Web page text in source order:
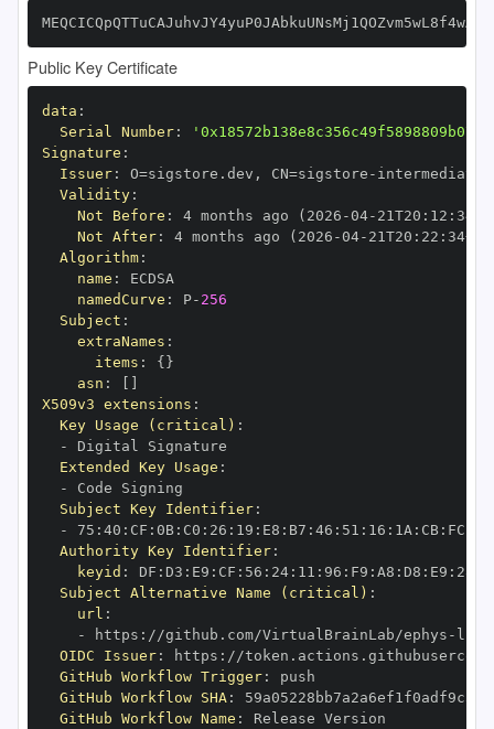
Public Key Certificate
data :
Serial Number:
Signature :
Issuer: O=sigstore.dev , CN=sigstore -
Validity:
Not Before : 4 months ago (2026 -04- 21T20 : 12 :
Not After: 4 months ago (2026 -04- 21T20 : 22 : 34+00
Algorithm:
name :
namedCurve : P- 256
Subject :
extraNames :
items : { }
asn :
X509v3 extensions :
Key Usage (critical) :
-
Extended Key Usage :
-
Subject Key Identifier:
-
75 : 40 : CF : 0B: C0 : 26 : 19 : E8 : B7 : 46 : 51 : 16 : 1A : CB: FC
Authority Key Identifier:
keyid : DF : D3 : E9 : CF : 56 : 24: 11 : 96 : F9 : A8 : D8 : E9 : 28
Subject Alternative Name (critical) :
url :
-
https : //github.com/VirtualBrainLab/ephys -
OIDC Issuer: https :
GitHub Workflow Trigger:
GitHub Workflow SHA:
GitHub Workflow Name :